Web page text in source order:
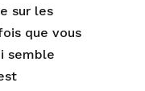
sur les
que vous
semble